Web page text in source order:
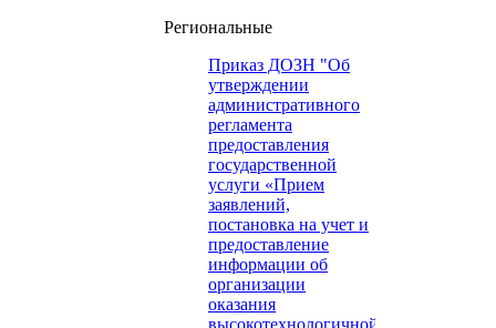
Региональные
Приказ ДОЗН "Об
утверждении
административного
регламента
предоставления
государственной
услуги «Прием
заявлений,
постановка на учет и
предоставление
информации об
организации
оказания
высокотехнологичной